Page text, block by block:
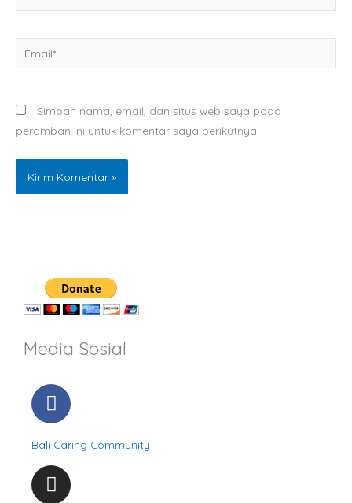
Simpan nama, email, dan situs web saya pada
peramban ini untuk komentar saya berikutnya.
Media Sosial
F
a
e
b
o
Bali Caring Community
I
n